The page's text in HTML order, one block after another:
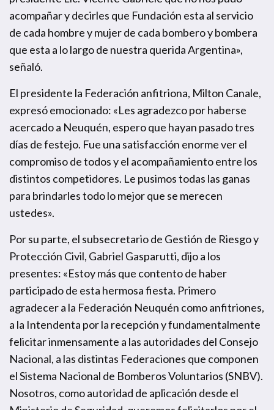
acompañar y decirles que Fundación esta al servicio
de cada hombre y mujer de cada bombero y bombera
que esta a lo largo de nuestra querida Argentina»,
señaló.
El presidente la Federación anfitriona, Milton Canale,
expresó emocionado: «Les agradezco por haberse
acercado a Neuquén, espero que hayan pasado tres
días de festejo. Fue una satisfacción enorme ver el
compromiso de todos y el acompañamiento entre los
distintos competidores. Le pusimos todas las ganas
para brindarles todo lo mejor que se merecen
ustedes».
Por su parte, el subsecretario de Gestión de Riesgo y
Protección Civil, Gabriel Gasparutti, dijo a los
presentes: «Estoy más que contento de haber
participado de esta hermosa fiesta. Primero
agradecer a la Federación Neuquén como anfitriones,
a la Intendenta por la recepción y fundamentalmente
felicitar inmensamente a las autoridades del Consejo
Nacional, a las distintas Federaciones que componen
el Sistema Nacional de Bomberos Voluntarios (SNBV).
Nosotros, como autoridad de aplicación desde el